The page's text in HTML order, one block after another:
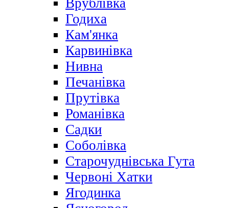
Врублівка
Годиха
Кам'янка
Карвинівка
Нивна
Печанівка
Прутівка
Романівка
Садки
Соболівка
Старочуднівська Гута
Червоні Хатки
Ягодинка